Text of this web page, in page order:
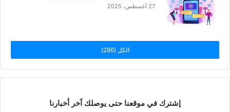
27 أغسطس، 2025
الكل (286)
إشترك في موقعنا حتى يوصلك آخر أخبارنا